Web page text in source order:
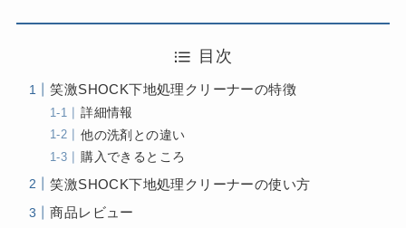
目次
笑激SHOCK下地処理クリーナーの特徴
詳細情報
他の洗剤との違い
購入できるところ
笑激SHOCK下地処理クリーナーの使い方
商品レビュー